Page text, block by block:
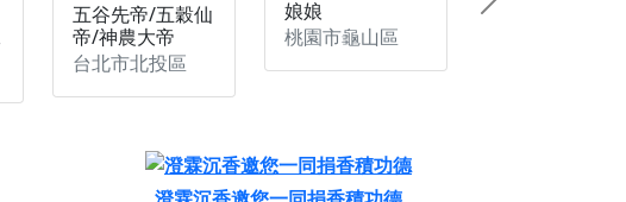
五谷先帝/五穀仙
帝/神農大帝
台北市北投區
娘娘
桃園市龜山區
Next